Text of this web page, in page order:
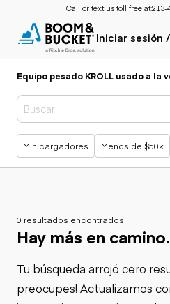
Call or text us toll free at:213-
Iniciar sesión
Equipo pesado KROLL usado a la
Búsquedas populares
Minicargadores Menos de $50k
0 resultados encontrados
Hay más en camino.
Tu búsqueda arrojó cero
preocupes! Actualizamos